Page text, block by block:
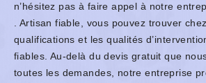
n’hésitez pas à faire appel à notre
. Artisan fiable, vous pouvez trouver
qualifications et les qualités
fiables. Au-delà du devis gratuit que
toutes les demandes, notre entreprise